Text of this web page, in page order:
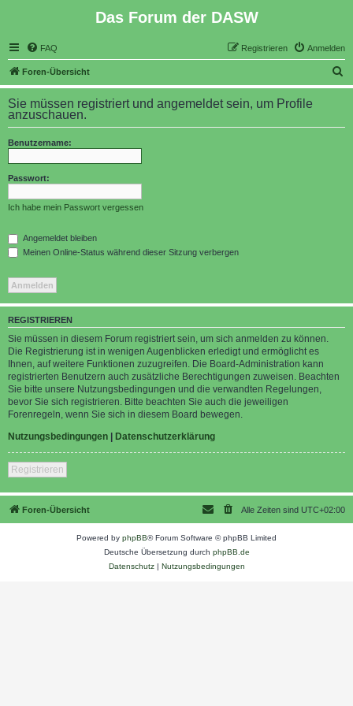
Das Forum der DASW
FAQ Anmelden
Registrieren
Foren-Übersicht
u
h
Sie müssen registriert und angemeldet sein, um Profile
anzuschauen.
Benutzername:
Passwort:
Ich habe mein Passwort vergessen
Angemeldet bleiben
Meinen Online-Status während dieser Sitzung verbergen
REGISTRIEREN
Sie müssen in diesem Forum registriert sein, um sich anmelden zu können.
Die Registrierung ist in wenigen Augenblicken erledigt und ermöglicht es
Ihnen, auf weitere Funktionen zuzugreifen. Die Board-Administration kann
registrierten Benutzern auch zusätzliche Berechtigungen zuweisen. Beachten
Sie bitte unsere Nutzungsbedingungen und die verwandten Regelungen,
bevor Sie sich registrieren. Bitte beachten Sie auch die jeweiligen
Forenregeln, wenn Sie sich in diesem Board bewegen.
Nutzungsbedingungen | Datenschutzerklärung
Registrieren
Foren-Übersicht Alle Zeiten sind UTC+02:00
Powered by phpBB® Forum Software © phpBB Limited
Deutsche Übersetzung durch phpBB.de
Datenschutz| Nutzungsbedingungen